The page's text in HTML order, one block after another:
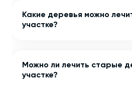
Какие деревья можно
участке?
Можно ли лечить старые
участке?